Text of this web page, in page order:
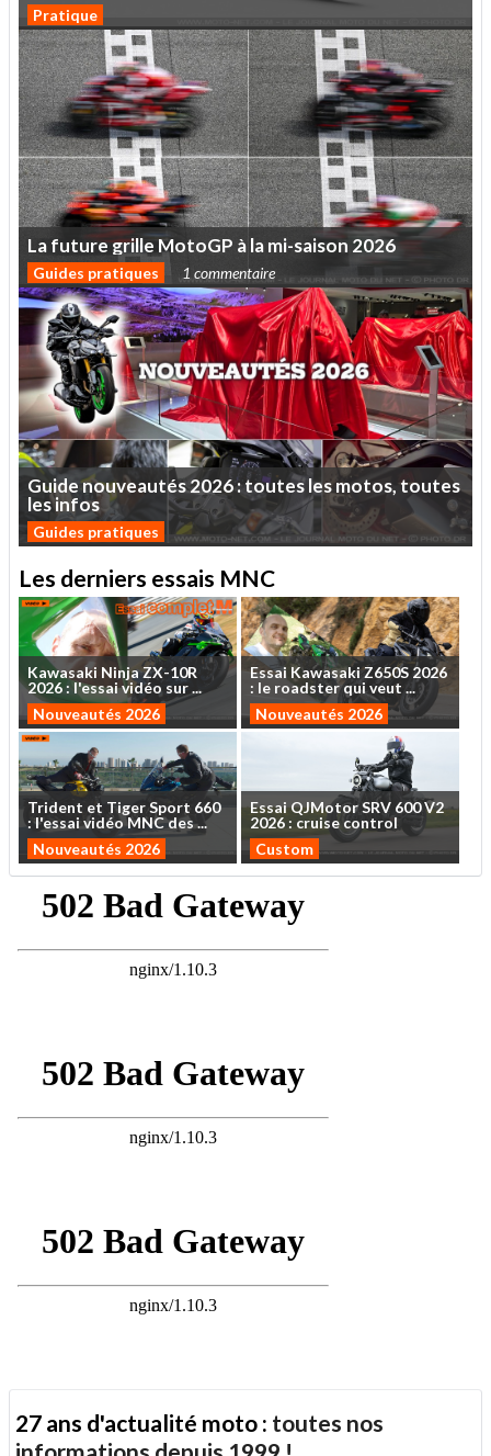
Pratique
Lafuturegrille MotoGP àlami-saison 2026
Guides pratiques 1 commentaire
Guidenouveautés2026:touteslesmotos,toutes
lesinfos
Guides pratiques
Les derniers essais MNC
Kawasaki NinjaZX-10R
2026: l'essaividéo sur...
Nouveautés 2026
Essai Kawasaki Z650S 2026
: le roadsterquiveut ...
Nouveautés 2026
Trident et TigerSport 660
: l'essaividéo MNCdes...
Nouveautés 2026
EssaiQJMotorSRV 600V2
2026 : cruise control
Custom
27 ans d'actualité moto : toutes nos